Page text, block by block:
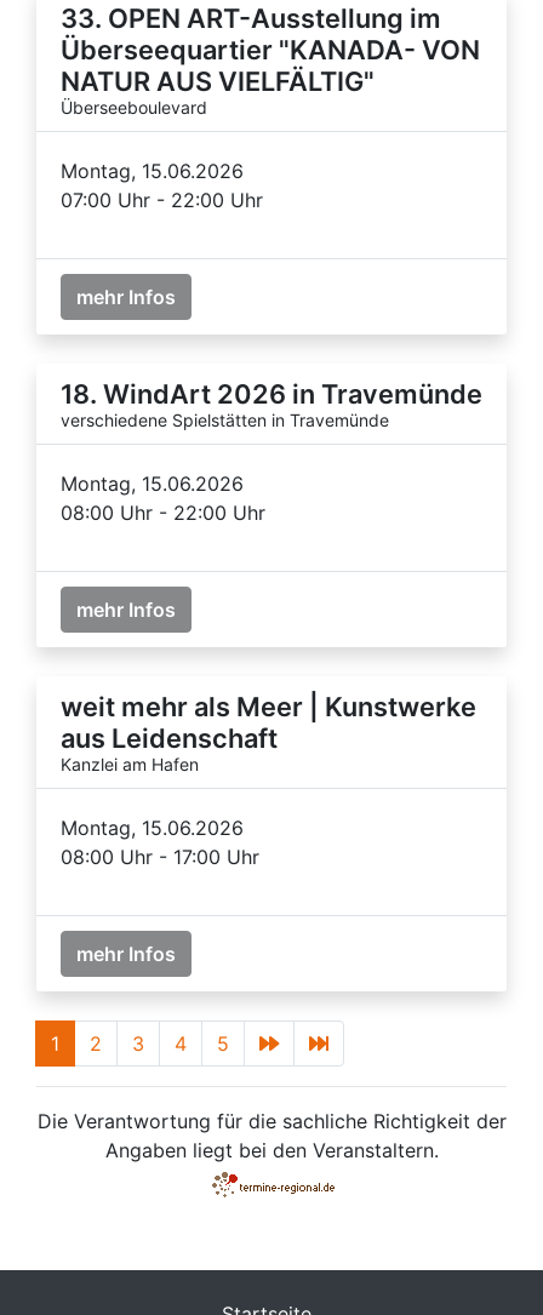
33. OPEN ART-Ausstellung im
Überseequartier "KANADA- VON
NATUR AUS VIELFÄLTIG"
Überseeboulevard
Montag, 15.06.2026
07:00 Uhr - 22:00 Uhr
mehr Infos
18. WindArt 2026 in Travemünde
verschiedene Spielstätten in Travemünde
Montag, 15.06.2026
08:00 Uhr - 22:00 Uhr
mehr Infos
weit mehr als Meer | Kunstwerke
aus Leidenschaft
Kanzlei am Hafen
Montag, 15.06.2026
08:00 Uhr - 17:00 Uhr
mehr Infos
1 2 3 4 5
Die Verantwortung für die sachliche Richtigkeit der
Angaben liegt bei den Veranstaltern.